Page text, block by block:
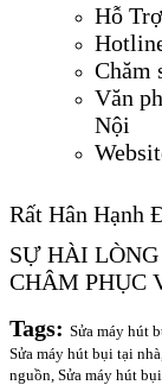
Hỗ
Chăm
Văn
Nội
Rất Hân Hạnh
SỰ HÀI
CHÂM PHỤC
Tags: Sửa máy hút
Sửa máy hút bụi tại
nguồn, Sửa máy hút